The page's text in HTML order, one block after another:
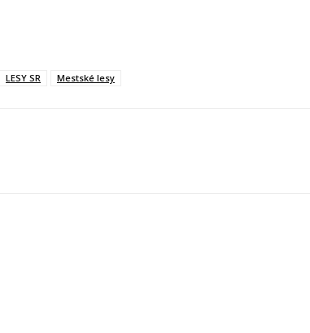
LESY SR Mestské lesy